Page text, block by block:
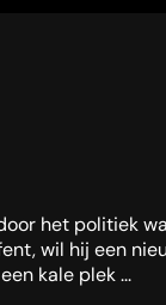
het politiek
wil hij een
kale plek ...